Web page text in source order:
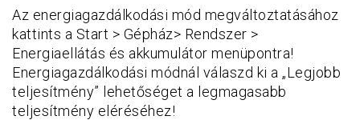
Az energiagazdálkodási mód megváltoztatásához
kattints a Start > Gépház> Rendszer >
Energiaellátás és akkumulátor menüpontra!
Energiagazdálkodási módnál válaszd ki a „Legjobb
teljesítmény” lehetőséget a legmagasabb
teljesítmény eléréséhez!